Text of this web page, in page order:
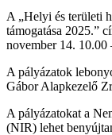
A „Helyi és területi
támogatása 2025.”
november 14. 10.00
A pályázatok
Gábor Alapkezelő
A pályázatokat a
(NIR) lehet